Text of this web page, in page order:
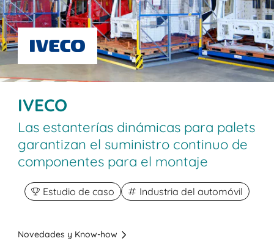
IVECO
Las estanterías dinámicas para palets
garantizan el suministro continuo de
componentes para el montaje
Estudio de caso Industria del automóvil
Novedades y Know-how